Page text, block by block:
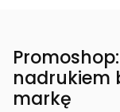
nadrukiem
markę